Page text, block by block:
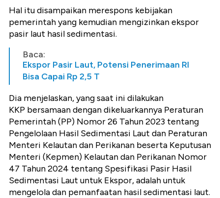
Hal itu disampaikan merespons kebijakan
pemerintah yang kemudian mengizinkan ekspor
pasir laut hasil sedimentasi.
Baca:
Ekspor Pasir Laut, Potensi Penerimaan RI
Bisa Capai Rp 2,5 T
Dia menjelaskan, yang saat ini dilakukan
KKP bersamaan dengan dikeluarkannya Peraturan
Pemerintah (PP) Nomor 26 Tahun 2023 tentang
Pengelolaan Hasil Sedimentasi Laut dan Peraturan
Menteri Kelautan dan Perikanan beserta Keputusan
Menteri (Kepmen) Kelautan dan Perikanan Nomor
47 Tahun 2024 tentang Spesifikasi Pasir Hasil
Sedimentasi Laut untuk Ekspor, adalah untuk
mengelola dan pemanfaatan hasil sedimentasi laut.